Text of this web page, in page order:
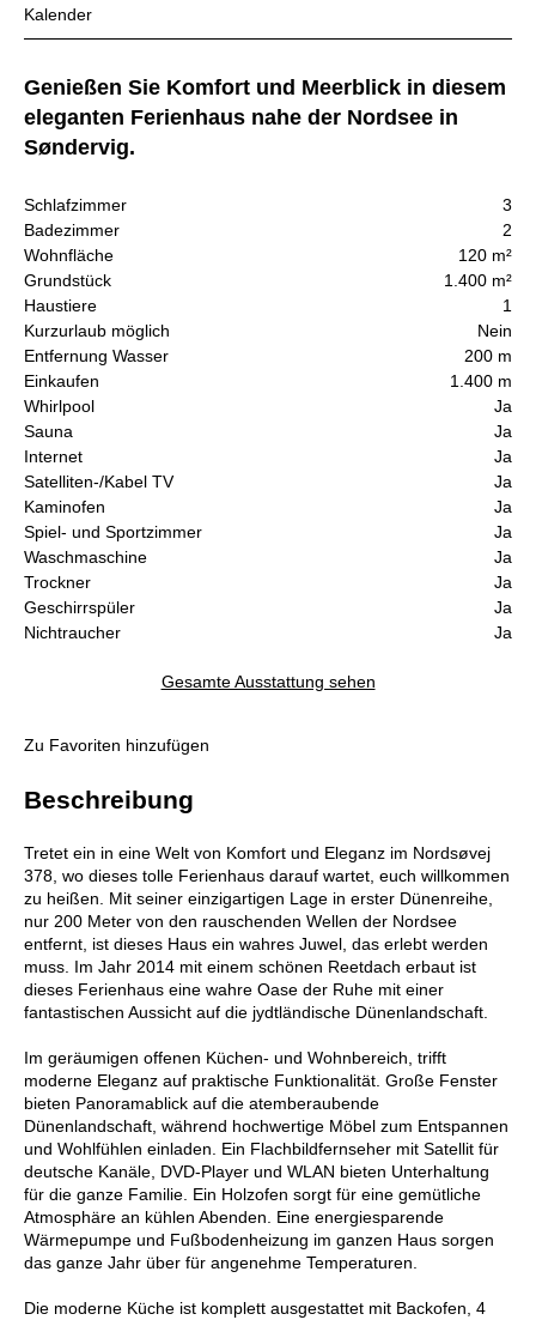
Kalender
Genießen Sie Komfort und Meerblick in diesem
eleganten Ferienhaus nahe der Nordsee in
Søndervig.
Schlafzimmer
3
Badezimmer
2
Wohnfläche
120 m²
Grundstück
1.400 m²
Haustiere
1
Kurzurlaub möglich
Nein
Entfernung Wasser
200 m
Einkaufen
1.400 m
Whirlpool
Ja
Sauna
Ja
Internet
Ja
Satelliten-/Kabel TV
Ja
Kaminofen
Ja
Spiel- und Sportzimmer
Ja
Waschmaschine
Ja
Trockner
Ja
Geschirrspüler
Ja
Nichtraucher
Ja
Gesamte Ausstattung sehen
Zu Favoriten hinzufügen
Beschreibung
Tretet ein in eine Welt von Komfort und Eleganz im Nordsøvej
378, wo dieses tolle Ferienhaus darauf wartet, euch willkommen
zu heißen. Mit seiner einzigartigen Lage in erster Dünenreihe,
nur 200 Meter von den rauschenden Wellen der Nordsee
entfernt, ist dieses Haus ein wahres Juwel, das erlebt werden
muss. Im Jahr 2014 mit einem schönen Reetdach erbaut ist
dieses Ferienhaus eine wahre Oase der Ruhe mit einer
fantastischen Aussicht auf die jydtländische Dünenlandschaft.
Im geräumigen offenen Küchen- und Wohnbereich, trifft
moderne Eleganz auf praktische Funktionalität. Große Fenster
bieten Panoramablick auf die atemberaubende
Dünenlandschaft, während hochwertige Möbel zum Entspannen
und Wohlfühlen einladen. Ein Flachbildfernseher mit Satellit für
deutsche Kanäle, DVD-Player und WLAN bieten Unterhaltung
für die ganze Familie. Ein Holzofen sorgt für eine gemütliche
Atmosphäre an kühlen Abenden. Eine energiesparende
Wärmepumpe und Fußbodenheizung im ganzen Haus sorgen
das ganze Jahr über für angenehme Temperaturen.
Die moderne Küche ist komplett ausgestattet mit Backofen, 4